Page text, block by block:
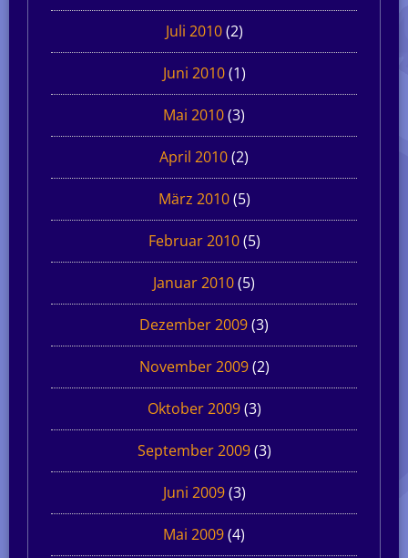
Juli 2010(2)
Juni 2010(1)
Mai 2010(3)
April 2010(2)
März 2010(5)
Februar 2010(5)
Januar 2010(5)
Dezember 2009(3)
November 2009(2)
Oktober 2009(3)
September 2009(3)
Juni 2009(3)
Mai 2009(4)